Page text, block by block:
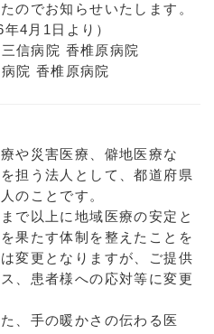
のでお知らせいたします。
4月1日より）
信病院 香椎原病院
院 香椎原病院
や災害医療、僻地医療な
担う法人として、都道府県
のことです。
で以上に地域医療の安定と
果たす体制を整えたことを
変更となりますが、ご提供
、患者様への応対等に変更
、手の暖かさの伝わる医